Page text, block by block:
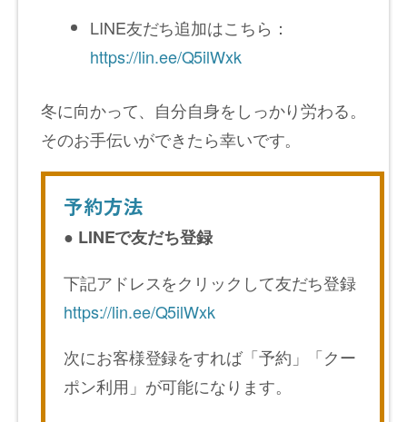
LINE友だち追加はこちら：
https://lin.ee/Q5ilWxk
冬に向かって、自分自身をしっかり労わる。
そのお手伝いができたら幸いです。
予約方法
● LINEで友だち登録
下記アドレスをクリックして友だち登録
https://lin.ee/Q5ilWxk
次にお客様登録をすれば「予約」「クー
ポン利用」が可能になります。